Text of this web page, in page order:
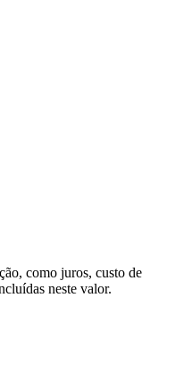
como juros, custo de
neste valor.